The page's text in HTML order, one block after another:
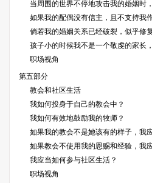
当周围的世界不停地攻击我的婚姻时
如果我的配偶没有信主，且不支持我
倘若我的婚姻关系已经破裂，似乎修
孩子小的时候我不是一个敬虔的家长
职场视角
第五部分
教会和社区生活
我如何投身于自己的教会中？
我如何有效地鼓励我的牧师？
如果我的教会不是她该有的样子，我
如果教会不使用我的恩赐和经验，我
我应当如何参与社区生活？
职场视角